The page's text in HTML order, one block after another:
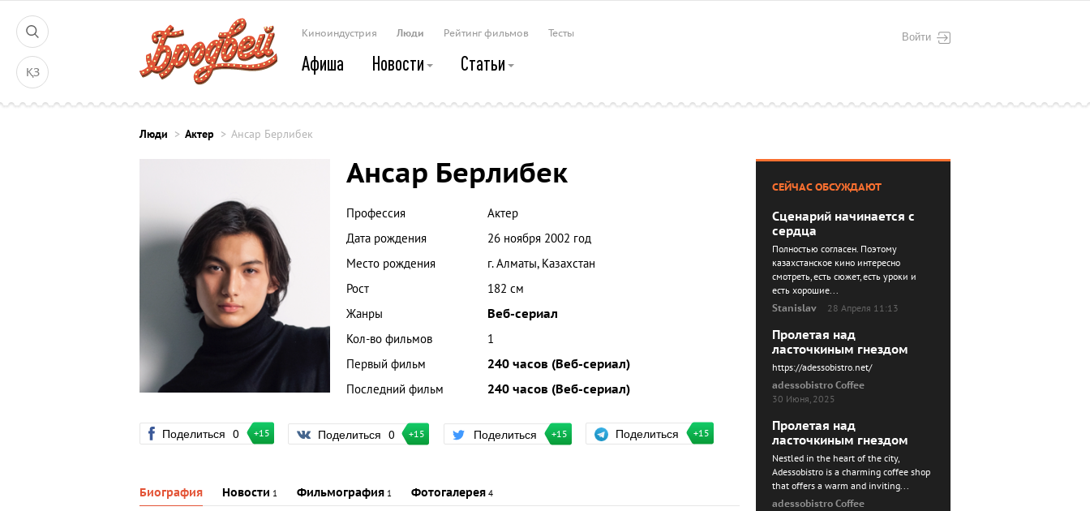
ҚЗ
Войти
Киноиндустрия Люди Рейтинг фильмов Тесты
Афиша Новости Статьи
Люди Актер Ансар Берлибек
Ансар Берлибек
Профессия
Актер
Дата рождения
26 ноября 2002 год
Место рождения
г. Алматы, Казахстан
Рост
182 см
Жанры
Веб-сериал
Кол-во фильмов
1
Первый фильм
240 часов (Веб-сериал)
Последний фильм
240 часов (Веб-сериал)
Поделиться 0 +15 Поделиться 0 +15 Поделиться +15 Поделиться +15
Биография Новости 1 Фильмография 1 Фотогалерея 4
СЕЙЧАС ОБСУЖДАЮТ
Сценарий начинается с
сердца
Полностью согласен. Поэтому
казахстанское кино интересно
смотреть, есть сюжет, есть уроки и
есть хорошие...
Stanislav
28 Апреля 11:13
Пролетая над
ласточкиным гнездом
https://adessobistro.net/
adessobistro Coffee
30 Июня, 2025
Пролетая над
ласточкиным гнездом
Nestled in the heart of the city,
Adessobistro is a charming coffee shop
that offers a warm and inviting...
adessobistro Coffee